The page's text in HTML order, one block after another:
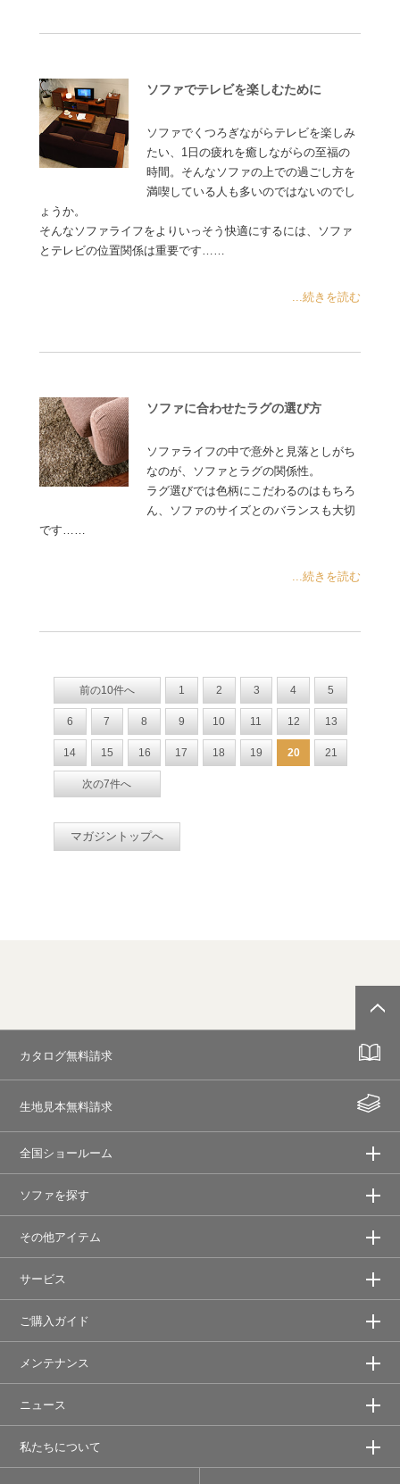
ソファでテレビを楽しむために
ソファでくつろぎながらテレビを楽しみ
たい、1日の疲れを癒しながらの至福の
時間。そんなソファの上での過ごし方を
満喫している人も多いのではないのでし
ょうか。
そんなソファライフをよりいっそう快適にするには、ソファ
とテレビの位置関係は重要です……
...続きを読む
ソファに合わせたラグの選び方
ソファライフの中で意外と見落としがち
なのが、ソファとラグの関係性。
ラグ選びでは色柄にこだわるのはもちろ
ん、ソファのサイズとのバランスも大切
です……
...続きを読む
前の10件へ 1 2 3 4 5
6 7 8 9 10 11 12 13
14 15 16 17 18 19 20 21
次の7件へ
マガジントップへ
カタログ無料請求
生地見本無料請求
全国ショールーム
ソファを探す
その他アイテム
サービス
ご購入ガイド
メンテナンス
ニュース
私たちについて